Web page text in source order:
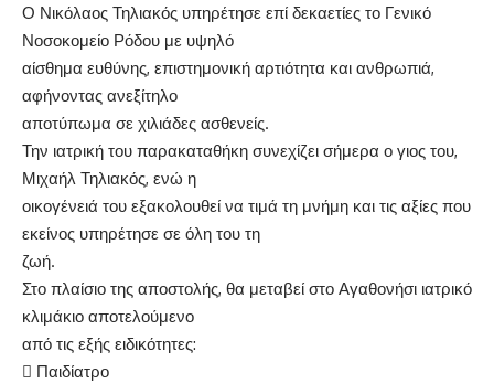
Ο Νικόλαος Τηλιακός υπηρέτησε επί δεκαετίες το Γενικό
Νοσοκομείο Ρόδου με υψηλό
αίσθημα ευθύνης, επιστημονική αρτιότητα και ανθρωπιά,
αφήνοντας ανεξίτηλο
αποτύπωμα σε χιλιάδες ασθενείς.
Την ιατρική του παρακαταθήκη συνεχίζει σήμερα ο γιος του,
Μιχαήλ Τηλιακός, ενώ η
οικογένειά του εξακολουθεί να τιμά τη μνήμη και τις αξίες που
εκείνος υπηρέτησε σε όλη του τη
ζωή.
Στο πλαίσιο της αποστολής, θα μεταβεί στο Αγαθονήσι ιατρικό
κλιμάκιο αποτελούμενο
από τις εξής ειδικότητες:
 Παιδίατρο